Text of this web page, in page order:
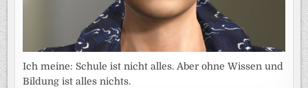
Ich meine: Schule ist nicht alles. Aber ohne Wissen und
Bildung ist alles nichts.